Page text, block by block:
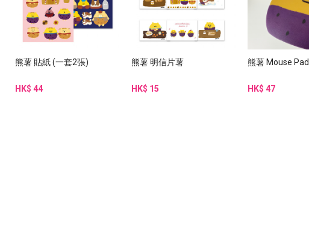
熊薯 貼紙 (一套2張)
HK$ 44
熊薯 明信片薯
HK$ 15
熊薯 Mouse Pad
HK$ 47